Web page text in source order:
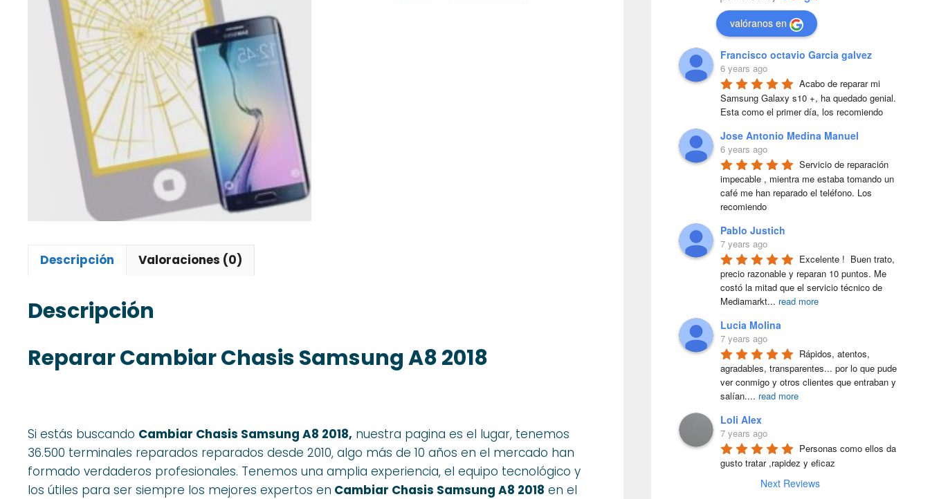
Descripción Valoraciones (0)
Descripción
Reparar Cambiar Chasis Samsung A8 2018
Si estás buscando Cambiar Chasis Samsung A8 2018, nuestra pagina es el lugar, tenemos
36.500 terminales reparados reparados desde 2010, algo más de 10 años en el mercado han
formado verdaderos profesionales. Tenemos una amplia experiencia, el equipo tecnológico y
los útiles para ser siempre los mejores expertos en Cambiar Chasis Samsung A8 2018 en el
valóranos en
Francisco octavio Garcia galvez
6 years ago
Acabo de reparar mi
Samsung Galaxy s10 +, ha quedado genial.
Esta como el primer día, los recomiendo
Jose Antonio Medina Manuel
6 years ago
Servicio de reparación
impecable , mientra me estaba tomando un
café me han reparado el teléfono. Los
recomiendo
Pablo Justich
7 years ago
Excelente !  Buen trato,
precio razonable y reparan 10 puntos. Me
costó la mitad que el servicio técnico de
Mediamarkt... read more
Lucia Molina
7 years ago
Rápidos, atentos,
agradables, transparentes... por lo que pude
ver conmigo y otros clientes que entraban y
salían.... read more
Loli Alex
7 years ago
Personas como ellos da
gusto tratar ,rapidez y eficaz
Next Reviews